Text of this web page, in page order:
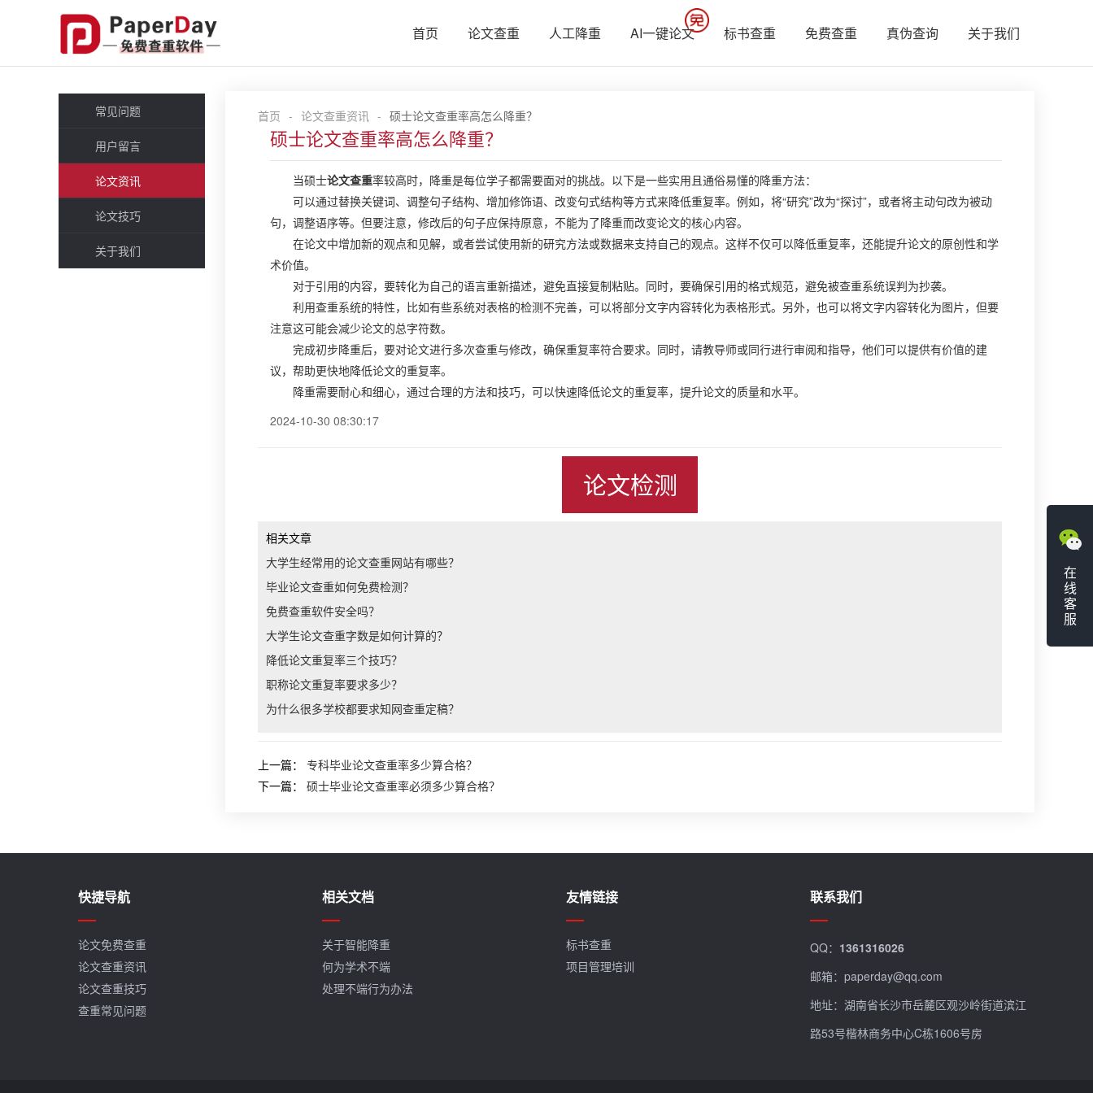
首页 论文查重 人工降重 AI一键论文 标书查重 免费查重 真伪查询 关于我们
常见问题
用户留言
论文资讯
论文技巧
关于我们
首页 - 论文查重资讯 - 硕士论文查重率高怎么降重？
硕士论文查重率高怎么降重？
当硕士论文查重率较高时，降重是每位学子都需要面对的挑战。以下是一些实用且通俗易懂的降重方法：
可以通过替换关键词、调整句子结构、增加修饰语、改变句式结构等方式来降低重复率。例如，将“研究”改为“探讨”，或者将主动句改为被动
句，调整语序等。但要注意，修改后的句子应保持原意，不能为了降重而改变论文的核心内容。
在论文中增加新的观点和见解，或者尝试使用新的研究方法或数据来支持自己的观点。这样不仅可以降低重复率，还能提升论文的原创性和学
术价值。
对于引用的内容，要转化为自己的语言重新描述，避免直接复制粘贴。同时，要确保引用的格式规范，避免被查重系统误判为抄袭。
利用查重系统的特性，比如有些系统对表格的检测不完善，可以将部分文字内容转化为表格形式。另外，也可以将文字内容转化为图片，但要
注意这可能会减少论文的总字符数。
完成初步降重后，要对论文进行多次查重与修改，确保重复率符合要求。同时，请教导师或同行进行审阅和指导，他们可以提供有价值的建
议，帮助更快地降低论文的重复率。
降重需要耐心和细心，通过合理的方法和技巧，可以快速降低论文的重复率，提升论文的质量和水平。
2024-10-30 08:30:17
论文检测
相关文章
大学生经常用的论文查重网站有哪些？
毕业论文查重如何免费检测？
免费查重软件安全吗？
大学生论文查重字数是如何计算的？
降低论文重复率三个技巧？
职称论文重复率要求多少？
为什么很多学校都要求知网查重定稿？
上一篇： 专科毕业论文查重率多少算合格？
下一篇： 硕士毕业论文查重率必须多少算合格？
在
线
客
服
快捷导航
论文免费查重
论文查重资讯
论文查重技巧
查重常见问题
相关文档
关于智能降重
何为学术不端
处理不端行为办法
友情链接
标书查重
项目管理培训
联系我们
QQ： 1361316026
邮箱：paperday@qq.com
地址：湖南省长沙市岳麓区观沙岭街道滨江
路53号楷林商务中心C栋1606号房